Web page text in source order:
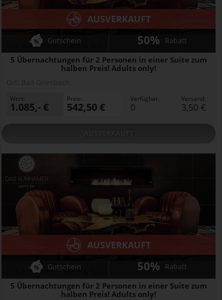
Das Aunhamer - Suite & Spa
5 Übernachtungen für 2 Personen in einer Suite zum
halben Preis! Adults only!
AUSVERKAUFT
Gutschein 50% Rabatt
Wert:
1.085,- €
Preis:
542,50 €
Verfügbar:
0
Versand:
3,50 €
Das Aunhamer - Suite & Spa
5 Übernachtungen für 2 Personen in einer Suite zum
halben Preis! Adults only!
AUSVERKAUFT
Gutschein 50% Rabatt